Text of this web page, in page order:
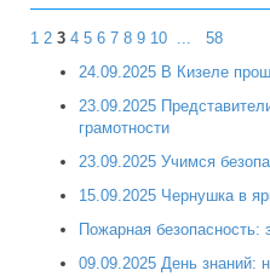
1 2 3 4 5 6 7 8 9 10 ...
58
24.09.2025 В Кизеле
23.09.2025
грамотности
23.09.2025 Учимся
15.09.2025 Чернушка в
Пожарная безопасность:
09.09.2025 День знаний: